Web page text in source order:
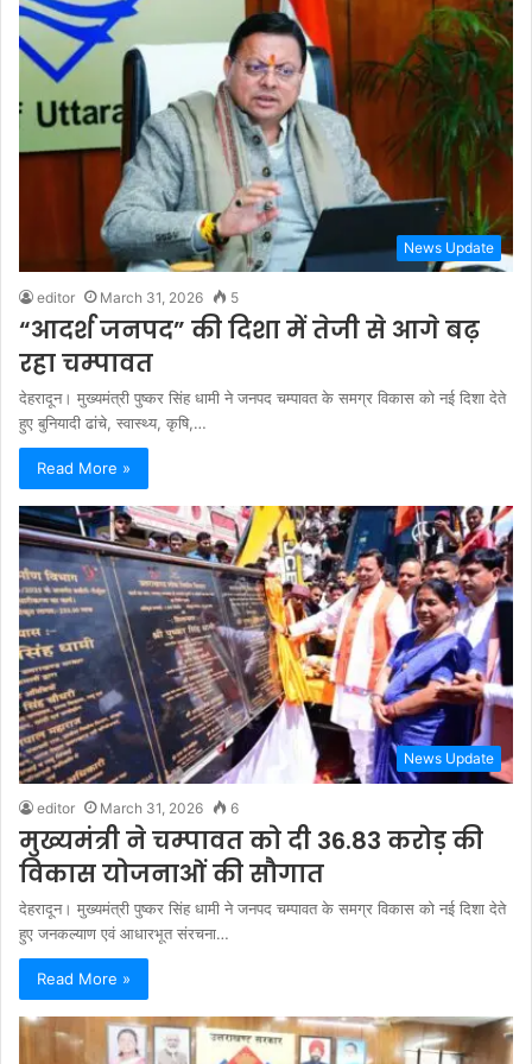
News Update
editor March 31, 2026 5
“आदर्श जनपद” की दिशा में तेजी से आगे बढ़
रहा चम्पावत
देहरादून। मुख्यमंत्री पुष्कर सिंह धामी ने जनपद चम्पावत के समग्र विकास को नई दिशा देते
हुए बुनियादी ढांचे, स्वास्थ्य, कृषि,…
Read More »
News Update
editor March 31, 2026 6
मुख्यमंत्री ने चम्पावत को दी 36.83 करोड़ की
विकास योजनाओं की सौगात
देहरादून। मुख्यमंत्री पुष्कर सिंह धामी ने जनपद चम्पावत के समग्र विकास को नई दिशा देते
हुए जनकल्याण एवं आधारभूत संरचना…
Read More »